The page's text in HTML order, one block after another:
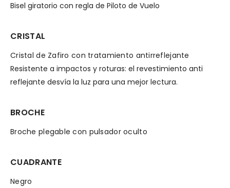
Bisel giratorio con regla de Piloto de Vuelo
CRISTAL
Cristal de Zafiro con tratamiento antirreflejante
Resistente a impactos y roturas: el revestimiento anti
reflejante desvía la luz para una mejor lectura.
BROCHE
Broche plegable con pulsador oculto
CUADRANTE
Negro